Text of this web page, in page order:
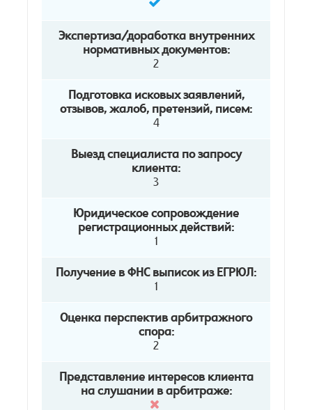
Экспертиза/доработка внутренних
нормативных документов:
2
Подготовка исковых заявлений,
отзывов, жалоб, претензий, писем:
4
Выезд специалиста по запросу
клиента:
3
Юридическое сопровождение
регистрационных действий:
1
Получение в ФНС выписок из ЕГРЮЛ:
1
Оценка перспектив арбитражного
спора:
2
Представление интересов клиента
на слушании в арбитраже: